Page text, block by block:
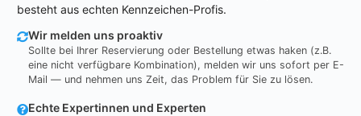
besteht aus echten Kennzeichen-Profis.
Wir melden uns proaktiv
Sollte bei Ihrer Reservierung oder Bestellung etwas haken (z.B.
eine nicht verfügbare Kombination), melden wir uns sofort per E-
Mail — und nehmen uns Zeit, das Problem für Sie zu lösen.
Echte Expertinnen und Experten